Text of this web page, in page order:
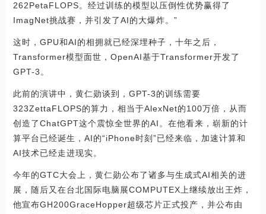
262PetaFLOPS。经过训练的模型以压倒性优势赢得了
ImagNet挑战赛，并引发了AI的大爆炸。”
这时，GPU和AI的相拥就已经深埋种子，十年之后，
Transformer模型面世，OpenAI基于Transformer开发了
GPT-3。
此前的演讲中，黄仁勋谈到，GPT-3的训练需要
323ZettaFLOPS的算力，相当于AlexNet的100万倍，从而
创造了ChatGPT这个震惊全世界的AI。在他看来，崭新的计
算平台已经诞生，AI的“iPhone时刻”已经来临，加速计算和
AI技术已经走进现实。
今年的GTC大会上，黄仁勋公布了诸多与生成式AI相关的进
展，随后又在台北国际电脑展COMPUTEX上继续放出王炸，
他宣布GH200GraceHopper超级芯片正式投产，并公布由